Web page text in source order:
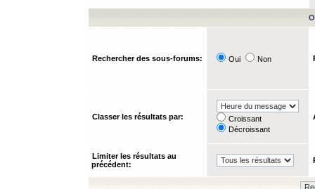
Rechercher des sous-forums: Oui Non
Classer les résultats par:
Croissant
Décroissant
Limiter les résultats au
précédent: